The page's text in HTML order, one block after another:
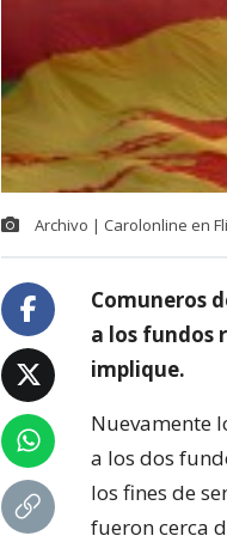
Archivo | Carolonline en
Comuneros
a los fundos
implique.
Nuevamente
a los dos
los fines de
fueron cerca